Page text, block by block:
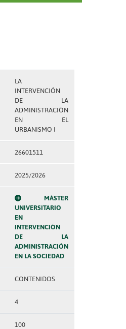
LA
INTERVENCIÓN
DE LA
ADMINISTRACIÓN
EN EL
URBANISMO I
26601511
2025/2026
MÁSTER
UNIVERSITARIO
EN
INTERVENCIÓN
DE LA
ADMINISTRACIÓN
EN LA SOCIEDAD
CONTENIDOS
4
100